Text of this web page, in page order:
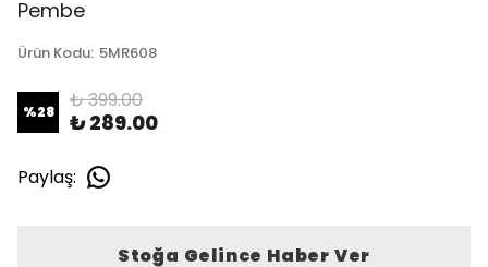
Pembe
Ürün Kodu: 5MR608
%28 ₺ 399.00
₺ 289.00
Paylaş:
Stoğa Gelince Haber Ver